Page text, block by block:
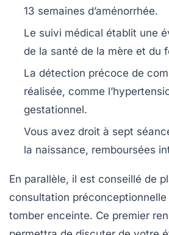
13 semaines d’aménorrhée.
Le suivi médical établit une
de la santé de la mère et du
La détection précoce de
réalisée, comme
gestationnel.
Vous avez droit à sept
la naissance, remboursées
En parallèle, il est conseillé de
consultation préconceptionnelle
tomber enceinte. Ce premier